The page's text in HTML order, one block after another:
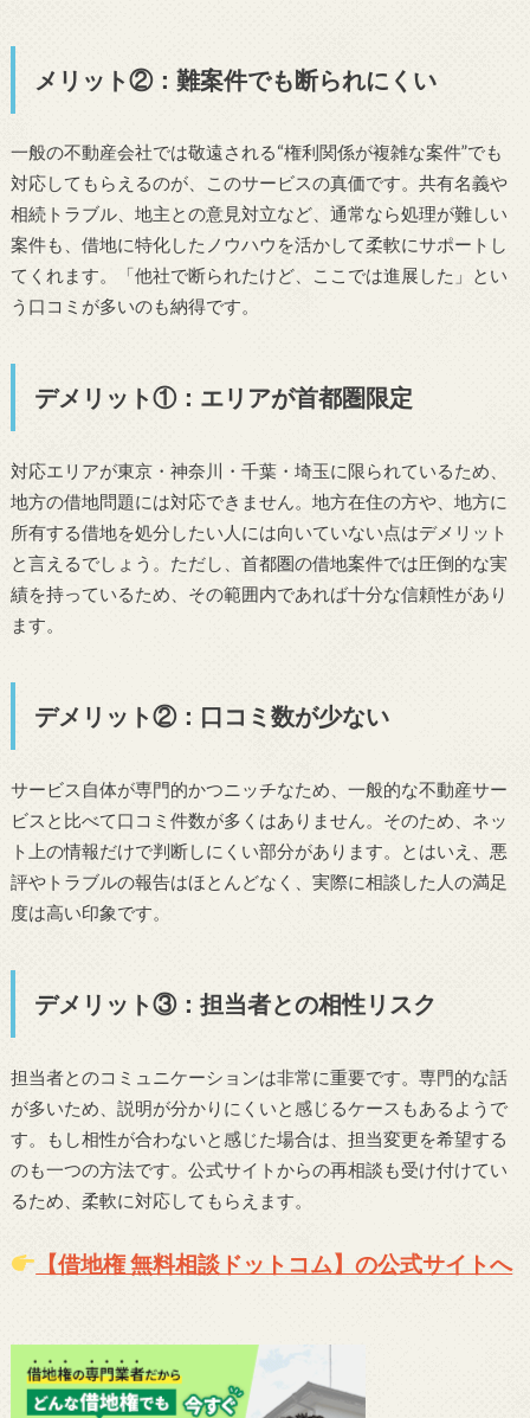
メリット②：難案件でも断られにくい
一般の不動産会社では敬遠される“権利関係が複雑な案件”でも
対応してもらえるのが、このサービスの真価です。共有名義や
相続トラブル、地主との意見対立など、通常なら処理が難しい
案件も、借地に特化したノウハウを活かして柔軟にサポートし
てくれます。「他社で断られたけど、ここでは進展した」とい
う口コミが多いのも納得です。
デメリット①：エリアが首都圏限定
対応エリアが東京・神奈川・千葉・埼玉に限られているため、
地方の借地問題には対応できません。地方在住の方や、地方に
所有する借地を処分したい人には向いていない点はデメリット
と言えるでしょう。ただし、首都圏の借地案件では圧倒的な実
績を持っているため、その範囲内であれば十分な信頼性があり
ます。
デメリット②：口コミ数が少ない
サービス自体が専門的かつニッチなため、一般的な不動産サー
ビスと比べて口コミ件数が多くはありません。そのため、ネッ
ト上の情報だけで判断しにくい部分があります。とはいえ、悪
評やトラブルの報告はほとんどなく、実際に相談した人の満足
度は高い印象です。
デメリット③：担当者との相性リスク
担当者とのコミュニケーションは非常に重要です。専門的な話
が多いため、説明が分かりにくいと感じるケースもあるようで
す。もし相性が合わないと感じた場合は、担当変更を希望する
のも一つの方法です。公式サイトからの再相談も受け付けてい
るため、柔軟に対応してもらえます。
【借地権 無料相談ドットコム】の公式サイトへ